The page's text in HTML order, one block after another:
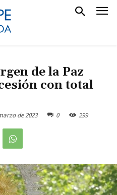
de la Paz
con total
de 2023 0 299